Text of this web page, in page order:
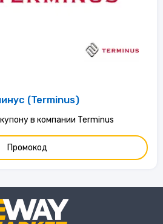
(Terminus)
Скидка 10% по купону в компании Terminus
Промокод